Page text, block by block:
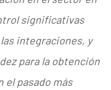
significativas
integraciones, y
para la obtención
el pasado más